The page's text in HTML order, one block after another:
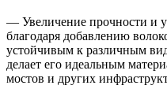
— Увеличение прочности и
благодаря добавлению
устойчивым к различным
делает его идеальным
мостов и других